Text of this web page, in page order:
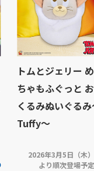
トムとジェリー め
ちゃもふぐっと お
くるみぬいぐる
Tuffy～
2026年3月5日（木）
より順次登場予定